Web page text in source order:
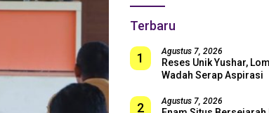
Terbaru
1 Agustus 7, 2026
Reses Unik Yushar,
Wadah Serap Aspirasi
2 Agustus 7, 2026